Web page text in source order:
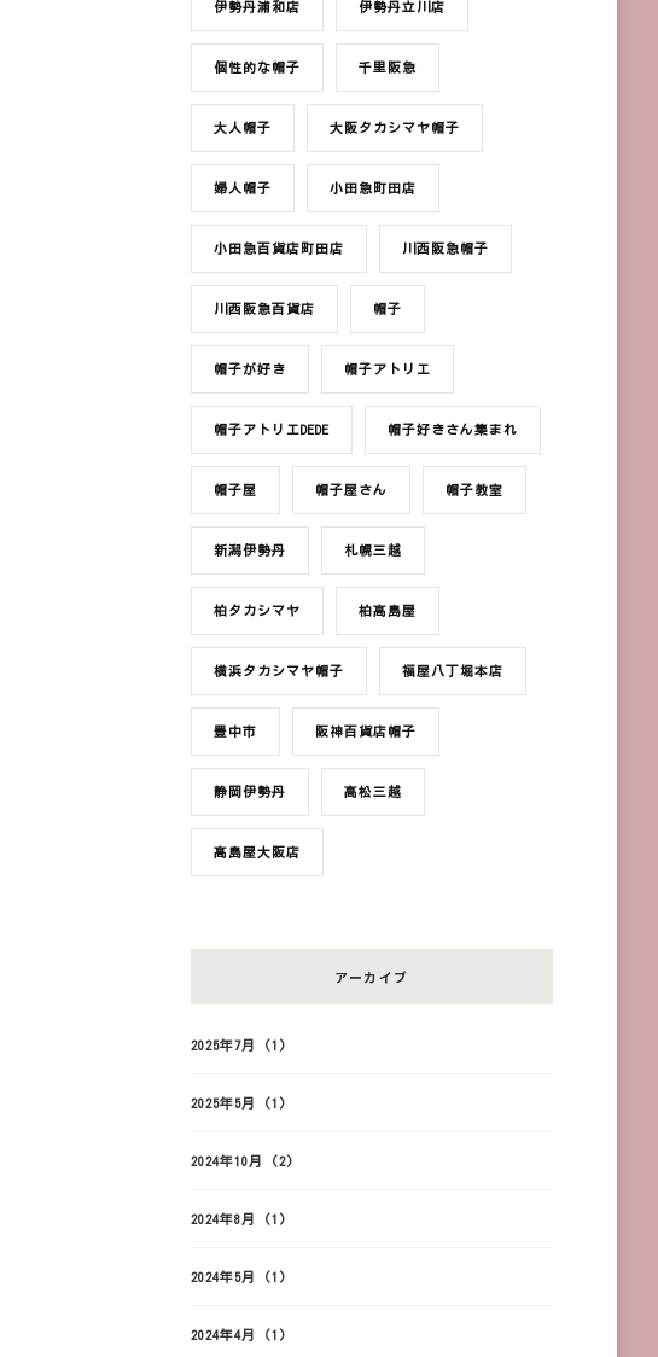
伊勢丹浦和店 伊勢丹立川店
個性的な帽子 千里阪急
大人帽子 大阪タカシマヤ帽子
婦人帽子 小田急町田店
小田急百貨店町田店 川西阪急帽子
川西阪急百貨店 帽子
帽子が好き 帽子アトリエ
帽子アトリエDEDE 帽子好きさん集まれ
帽子屋 帽子屋さん 帽子教室
新潟伊勢丹 札幌三越
柏タカシマヤ 柏髙島屋
横浜タカシマヤ帽子 福屋八丁堀本店
豊中市 阪神百貨店帽子
静岡伊勢丹 高松三越
髙島屋大阪店
アーカイブ
2025年7月 (1)
2025年5月 (1)
2024年10月 (2)
2024年8月 (1)
2024年5月 (1)
2024年4月 (1)